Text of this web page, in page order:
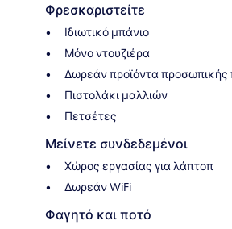
Φρεσκαριστείτε
Ιδιωτικό μπάνιο
Μόνο ντουζιέρα
Δωρεάν προϊόντα προσωπικής
Πιστολάκι μαλλιών
Πετσέτες
Μείνετε συνδεδεμένοι
Χώρος εργασίας για λάπτοπ
Δωρεάν WiFi
Φαγητό και ποτό